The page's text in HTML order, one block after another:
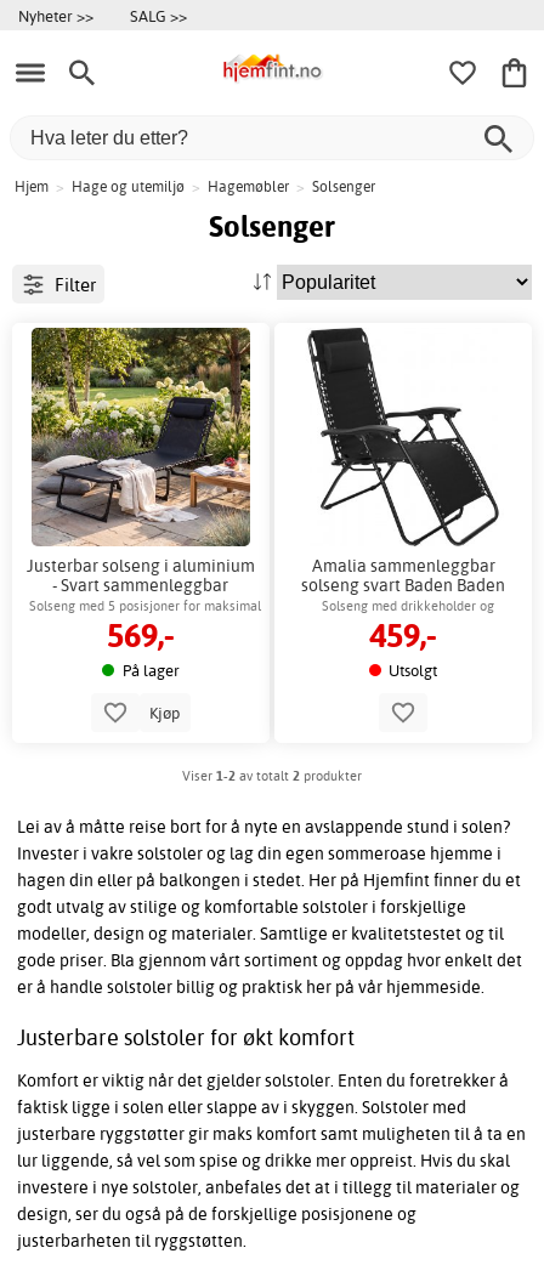
Nyheter >> SALG >>
Hjem > Hage og utemiljø > Hagemøbler > Solsenger
Solsenger
Filter
Justerbar solseng i aluminium
- Svart sammenleggbar
strandsolseng
Solseng med 5 posisjoner for maksimal
komfort
569,-
På lager
Kjøp
Amalia sammenleggbar
solseng svart Baden Baden
Gardeney med holder
Solseng med drikkeholder og
nakkepute
459,-
Utsolgt
Viser 1-2 av totalt 2 produkter
Lei av å måtte reise bort for å nyte en avslappende stund i solen?
Invester i vakre solstoler og lag din egen sommeroase hjemme i
hagen din eller på balkongen i stedet. Her på Hjemfint finner du et
godt utvalg av stilige og komfortable solstoler i forskjellige
modeller, design og materialer. Samtlige er kvalitetstestet og til
gode priser. Bla gjennom vårt sortiment og oppdag hvor enkelt det
er å handle solstoler billig og praktisk her på vår hjemmeside.
Justerbare solstoler for økt komfort
Komfort er viktig når det gjelder solstoler. Enten du foretrekker å
faktisk ligge i solen eller slappe av i skyggen. Solstoler med
justerbare ryggstøtter gir maks komfort samt muligheten til å ta en
lur liggende, så vel som spise og drikke mer oppreist. Hvis du skal
investere i nye solstoler, anbefales det at i tillegg til materialer og
design, ser du også på de forskjellige posisjonene og
justerbarheten til ryggstøtten.